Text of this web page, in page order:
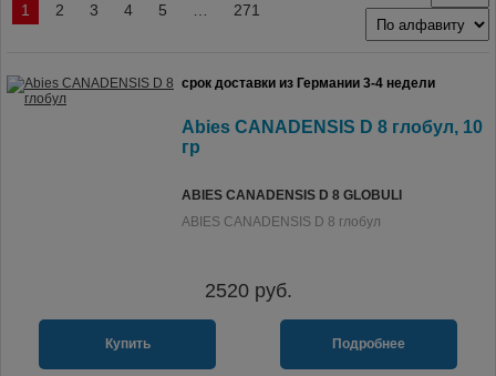
1 2 3 4 5 271
срок доставки из Германии 3-4 недели
Abies CANADENSIS D 8 глобул, 10
гр
ABIES CANADENSIS D 8 GLOBULI
ABIES CANADENSIS D 8 глобул
2520руб.
Купить Подробнее